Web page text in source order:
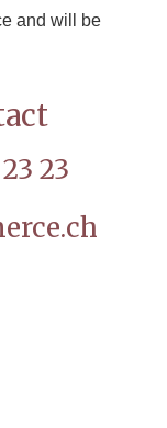
and will be
23